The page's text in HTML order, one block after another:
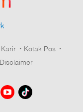
Kepala
Sekarang
Karir
Kotak Pos
Disclaimer